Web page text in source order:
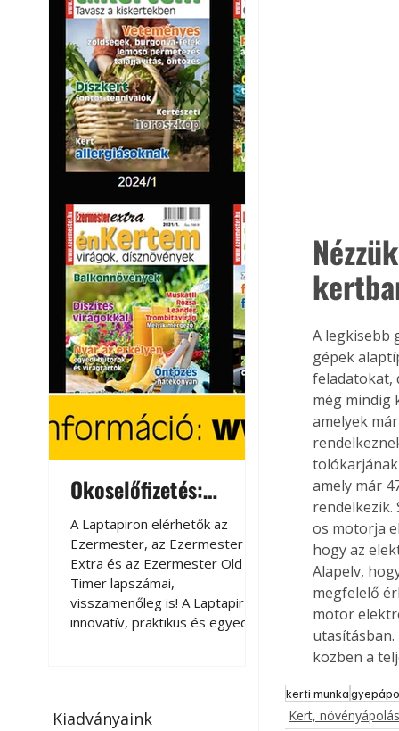
Okoselőfizetés:
Ezermester Extra
A Laptapiron elérhetők az
Ezermester, az Ezermester
Extra és az Ezermester Old
Timer lapszámai,
visszamenőleg is! A Laptapir új,
innovatív, praktikus és egyedi
az otthonában, útközben vagy
Okoselőfizetés
A Laptapiron
Ezermester, az
Extra és az
Timer lapszámai,
visszamenőleg is! A
innovatív, praktikus
megoldás a
magazinok digitális
számítógépen,
vagy táblagépen.
az otthonában,
Kiadványaink
A legkisebb
gépek
feladatokat,
még mindig
amelyek
tolókarjának
amely már
rendelkezik.
os motorja
hogy az
Alapelv,
megfelelő
motor
közben a
kerti munka
Kert, növényápolás